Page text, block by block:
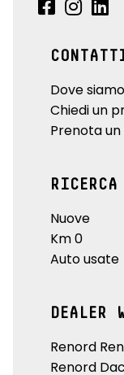
Dove siamo
Chiedi un
Prenota
RICERCA
Nuove
Km 0
Auto usate
DEALER
Renord
Renord